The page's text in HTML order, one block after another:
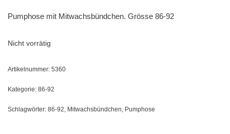
Pumphose mit Mitwachsbündchen. Grösse 86-92
Nicht vorrätig
Artikelnummer: 5360
Kategorie: 86-92
Schlagwörter: 86-92, Mitwachsbündchen, Pumphose